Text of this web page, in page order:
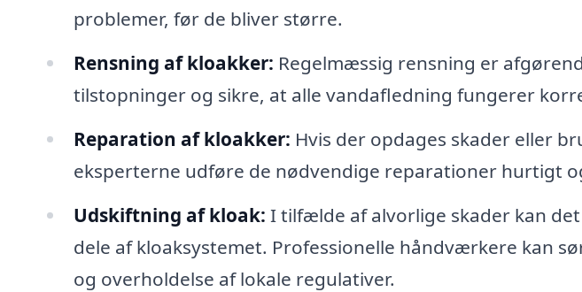
problemer, før de bliver større.
Rensning af kloakker: Regelmæssig rensning er
tilstopninger og sikre, at alle vandafledning fungerer
Reparation af kloakker: Hvis der opdages skader eller
eksperterne udføre de nødvendige reparationer hurtigt
Udskiftning af kloak: I tilfælde af alvorlige skader kan
dele af kloaksystemet. Professionelle håndværkere kan
og overholdelse af lokale regulativer.